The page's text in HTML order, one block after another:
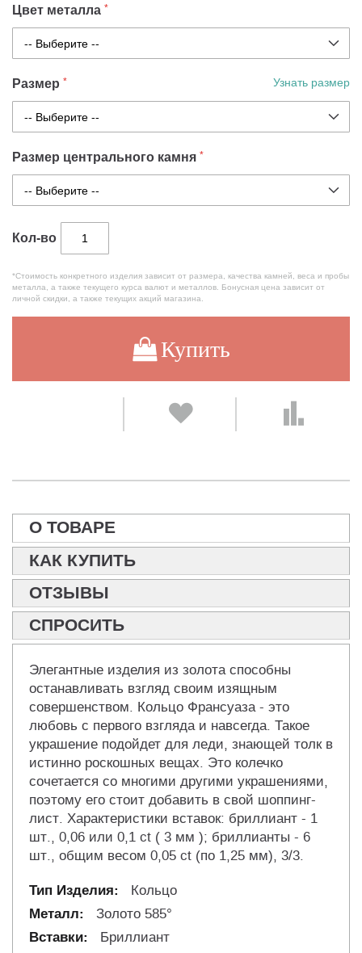
Цвет металла
Размер Узнать размер
Размер центрального камня
Кол-во
*Стоимость конкретного изделия зависит от размера, качества камней, веса и пробы
металла, а также текущего курса валют и металлов. Бонусная цена зависит от
личной скидки, а также текущих акций магазина.
Купить
О ТОВАРЕ
КАК КУПИТЬ
ОТЗЫВЫ
СПРОСИТЬ
Элегантные изделия из золота способны
останавливать взгляд своим изящным
совершенством. Кольцо Франсуаза - это
любовь с первого взгляда и навсегда. Такое
украшение подойдет для леди, знающей толк в
истинно роскошных вещах. Это колечко
сочетается со многими другими украшениями,
поэтому его стоит добавить в свой шоппинг-
лист. Характеристики вставок: бриллиант - 1
шт., 0,06 или 0,1 ct ( 3 мм ); бриллианты - 6
шт., общим весом 0,05 ct (по 1,25 мм), 3/3.
Кольцо
Золото 585°
Бриллиант